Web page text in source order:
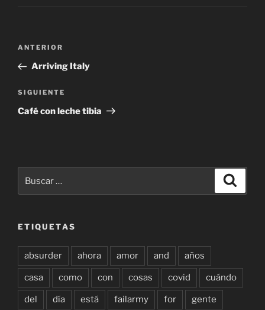
Navegación
entradas
Entrada
anterior:
ANTERIOR
Arriving Italy
Siguiente
entrada
SIGUIENTE
Café con leche tibia
ETIQUETAS
absurder ahora amor and años
casa como con cosas covid cuándo
del día está failarmy for gente